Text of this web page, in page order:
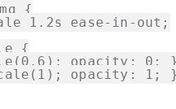
{
1.2s ease-in-out;
{
opacity: 0;
opacity: 1;